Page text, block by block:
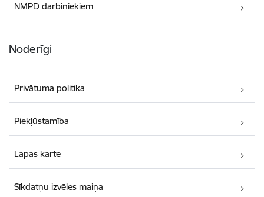
NMPD darbiniekiem
Noderīgi
Privātuma politika
Piekļūstamība
Lapas karte
Sīkdatņu izvēles maiņa